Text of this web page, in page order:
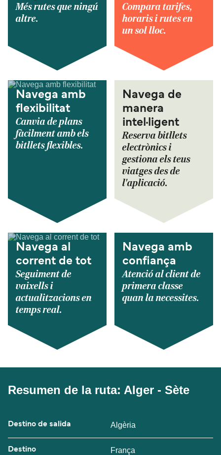
Més rutes que ningú
altre.
Compara tarifes,
horaris i rutes en
un sol lloc.
Navega amb
flexibilitat
Canvia de plans
fàcilment amb els
bitllets flexibles.
Navega de
manera
intel·ligent
Reserva bitllets
electrònics i
gestiona els teus
viatges des de
l'aplicació.
Navega al
corrent de tot
Seguiment de
vaixells i
actualitzacions en
temps real.
Navega amb
confiança
Atenció al client de
primera classe
quan la necessites.
Resumen de la ruta: Alger - Sète
Destino de salida Algèria
Destino França